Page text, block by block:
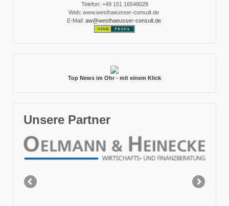
Telefon: +49 151 16548028
Web: www.westhaeusser-consult.de
E-Mail: aw@westhaeusser-consult.de
Top News im Ohr - mit einem Klick
Unsere Partner